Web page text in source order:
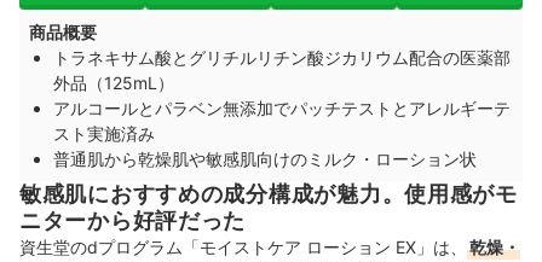
商品概要
トラネキサム酸とグリチルリチン酸ジカリウム配合の医薬部
外品（125mL）
アルコールとパラベン無添加でパッチテストとアレルギーテ
スト実施済み
普通肌から乾燥肌や敏感肌向けのミルク・ローション状
敏感肌におすすめの成分構成が魅力。使用感がモ
ニターから好評だった
資生堂のdプログラム「モイストケア ローション EX」は、
乾燥・